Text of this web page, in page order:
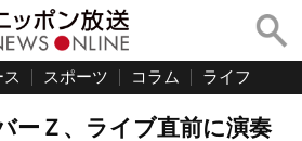
スポーツ コラム ライフ
ーＺ、ライブ直前に演奏